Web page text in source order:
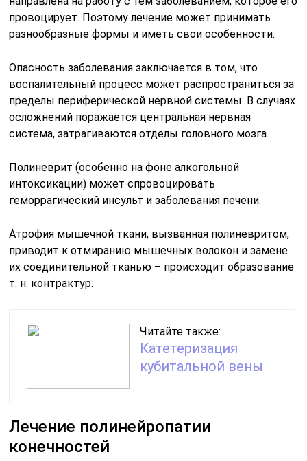
провоцирует. Поэтому лечение может принимать
разнообразные формы и иметь свои особенности.
Опасность заболевания заключается в том, что
воспалительный процесс может распространиться за
пределы периферической нервной системы. В случаях
осложнений поражается центральная нервная
система, затрагиваются отделы головного мозга.
Полиневрит (особенно на фоне алкогольной
интоксикации) может спровоцировать
геморрагический инсульт и заболевания печени.
Атрофия мышечной ткани, вызванная полиневритом,
приводит к отмиранию мышечных волокон и замене
их соединительной тканью – происходит образование
т. н. контрактур.
Читайте также:
Катетеризация
кубитальной вены
Лечение полинейропатии
конечностей